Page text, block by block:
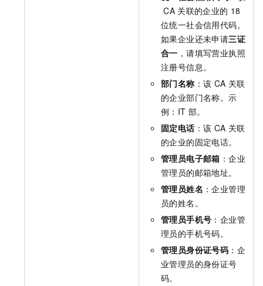
CA 关联的企业的 18
位统一社会信用代码。
如果企业还未申请三证
合一 ，请填写营业执照
注册号信息。
部⻔名称 ：该 CA 关联
的企业部门名称。示
例：IT 部。
固定电话：该 CA 关联
的企业的固定电话。
管理员电⼦邮箱 ：企业
管理员的邮箱地址。
管理员姓名 ：企业管理
员的姓名。
管理员手机号 ：企业管
理员的手机号码。
管理员⾝份证号码 ：企
业管理员的身份证号
码。